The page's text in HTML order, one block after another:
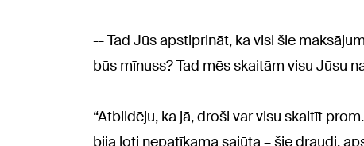
-- Tad Jūs apstiprināt, ka visi šie
būs mīnuss? Tad mēs skaitām visu Jūsu
“Atbildēju, ka jā, droši var visu skaitīt
bija ļoti nepatīkama sajūta – šie draudi,